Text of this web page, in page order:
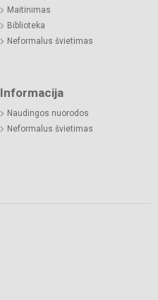
Maitinimas
Biblioteka
Neformalus švietimas
Informacija
Naudingos nuorodos
Neformalus švietimas